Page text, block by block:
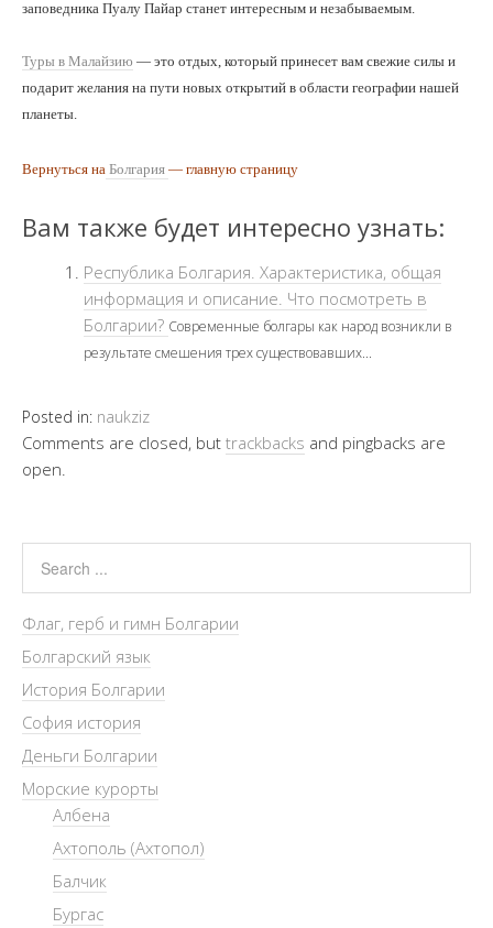
заповедника Пуалу Пайар станет интересным и незабываемым.
Туры в Малайзию — это отдых, который принесет вам свежие силы и
подарит желания на пути новых открытий в области географии нашей
планеты.
Вернуться на Болгария — главную страницу
Вам также будет интересно узнать:
Республика Болгария. Характеристика, общая
информация и описание. Что посмотреть в
Болгарии? Современные болгары как народ возникли в
результате смешения трех существовавших...
Posted in: naukziz
Comments are closed, but trackbacks and pingbacks are
open.
Флаг, герб и гимн Болгарии
Болгарский язык
История Болгарии
София история
Деньги Болгарии
Морские курорты
Албена
Ахтополь (Ахтопол)
Балчик
Бургас